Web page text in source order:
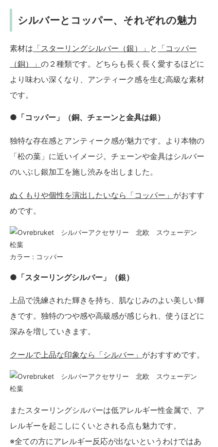
シルバーとコッパー、それぞれの魅力
素材は 「スターリングシルバー（銀）」 と 「コッパー
（銅）」 の２種類です。どちらも長く長く愛するほどに
より味わい深くなり、アンティーク感を生む高級な素材
です。
●「コッパー」（銅、チェーンと金具は銀）
独特な存在感とアンティーク感が魅力です。より本物の
「松の葉」に近いイメージ。チェーンや金具はシルバー
のいぶし銀加工を施し渋みを出しました。
ぬくもりや個性を演出したいなら「コッパー」 がおすす
めです。
カラー : コッパー
●「スターリングシルバー」（銀）
上品で洗練された輝きを持ち、肌なじみのよい美しい輝
きです。独特のつや感や高級感が感じられ、使うほどに
深みを増していきます。
クールで上品な印象なら「シルバー」 がおすすめです。
またスターリングシルバーは低アレルギー性金属で、ア
レルギーを起こしにくいとされる点も魅力です。
※全ての方にアレルギー反応が出ないというわけではあ